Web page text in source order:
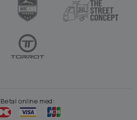
Betal online med: